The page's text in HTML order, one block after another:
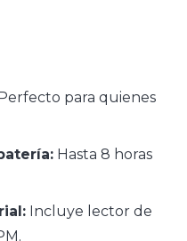
para quienes
Hasta 8 horas
Incluye lector de